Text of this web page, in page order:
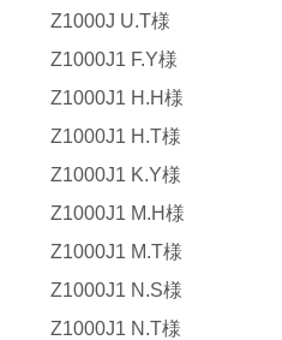
Z1000J U.T様
Z1000J1 F.Y様
Z1000J1 H.H様
Z1000J1 H.T様
Z1000J1 K.Y様
Z1000J1 M.H様
Z1000J1 M.T様
Z1000J1 N.S様
Z1000J1 N.T様